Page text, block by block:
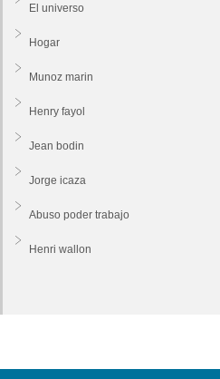
El universo
Hogar
Munoz marin
Henry fayol
Jean bodin
Jorge icaza
Abuso poder trabajo
Henri wallon